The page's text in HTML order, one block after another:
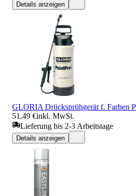
Details anzeigen
GLORIA Drücksprühgerät f. Farben
51,49 €inkl. MwSt.
Lieferung bis 2-3 Arbeitstage
Details anzeigen